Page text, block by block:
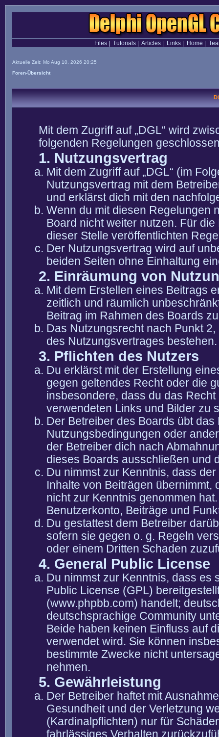
Files| Tutorials| Articles| Links| Home
Aktuelle Zeit: Mo Aug 10, 2026 20:25
Foren-Übersicht
Mit dem Zugriff auf „DGL“ wird
folgenden Regelungen
1. Nutzungsvertrag
Mit dem Zugriff auf „DGL“ (im
Nutzungsvertrag mit dem
und erklärst dich mit den
Wenn du mit diesen Regelungen
Board nicht weiter nutzen. Für
dieser Stelle veröffentlichten
Der Nutzungsvertrag wird auf
beiden Seiten ohne Einhaltung
2. Einräumung von
Mit dem Erstellen eines Beitrags
zeitlich und räumlich
Beitrag im Rahmen des Boards
Das Nutzungsrecht nach Punkt
des Nutzungsvertrages bestehen.
3. Pflichten des Nutzers
Du erklärst mit der Erstellung
gegen geltendes Recht oder die
insbesondere, dass du das
verwendeten Links und Bilder zu
Der Betreiber des Boards übt
Nutzungsbedingungen oder
der Betreiber dich nach
dieses Boards ausschließen und
Du nimmst zur Kenntnis, dass
Inhalte von Beiträgen übernimmt,
nicht zur Kenntnis genommen
Benutzerkonto, Beiträge und
Du gestattest dem Betreiber
sofern sie gegen o. g. Regeln
oder einem Dritten Schaden
4. General Public License
Du nimmst zur Kenntnis, dass es
Public License (GPL)
(www.phpbb.com) handelt;
deutschsprachige Community
Beide haben keinen Einfluss auf
verwendet wird. Sie können
bestimmte Zwecke nicht
nehmen.
5. Gewährleistung
Der Betreiber haftet mit
Gesundheit und der Verletzung
(Kardinalpflichten) nur für
fahrlässiges Verhalten